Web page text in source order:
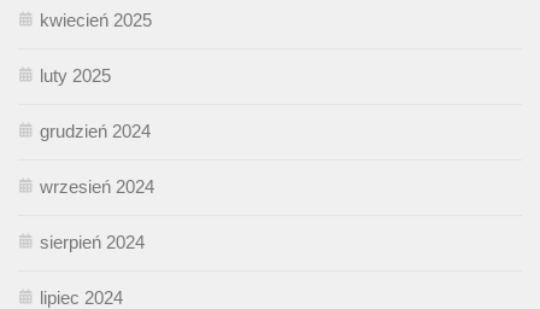
kwiecień 2025
luty 2025
grudzień 2024
wrzesień 2024
sierpień 2024
lipiec 2024